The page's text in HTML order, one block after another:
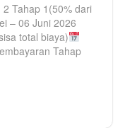
Tahap 1(50% dari
– 06 Juni 2026
total biaya)
Tahap